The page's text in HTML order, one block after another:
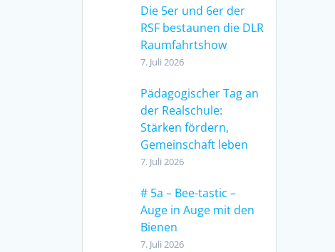
Die 5er und 6er der
RSF bestaunen die DLR
Raumfahrtshow
7. Juli 2026
Pädagogischer Tag an
der Realschule:
Stärken fördern,
Gemeinschaft leben
7. Juli 2026
# 5a – Bee-tastic –
Auge in Auge mit den
Bienen
7. Juli 2026